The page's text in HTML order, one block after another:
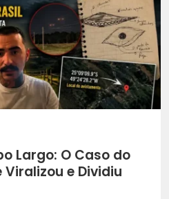
Largo: O Caso do
Viralizou e Dividiu